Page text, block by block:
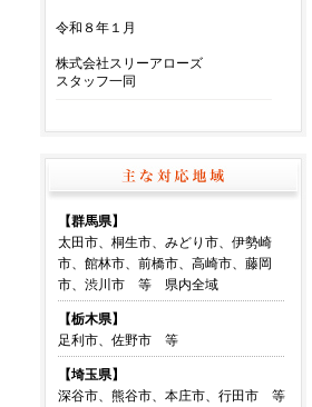
【群馬県】
太田市、桐生市、みどり市、伊勢崎
市、館林市、前橋市、高崎市、藤岡
市、渋川市 等 県内全域
【栃木県】
足利市、佐野市 等
【埼玉県】
深谷市、熊谷市、本庄市、行田市 等